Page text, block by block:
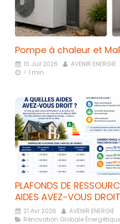
Pompe à chaleur et
10 Juil 2026 AVENIR ENERGIE
< 1 min.
PLAFONDS DE
AIDES AVEZ-VOUS
21 Avr 2026
AVENIR ENERGIE
Rénovation Globale